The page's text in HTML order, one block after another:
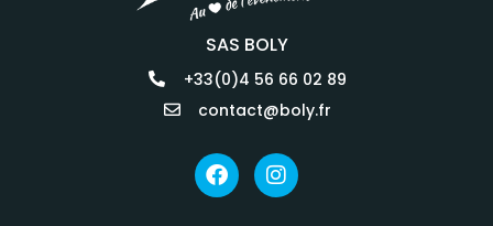
SAS BOLY
+33(0)4 56 66 02 89
contact@boly.fr